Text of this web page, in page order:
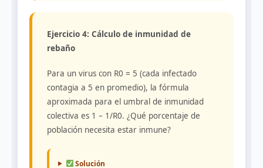
Ejercicio 4: Cálculo de inmunidad de
rebaño
Para un virus con R0 = 5 (cada infectado
contagia a 5 en promedio), la fórmula
aproximada para el umbral de inmunidad
colectiva es 1 – 1/R0. ¿Qué porcentaje de
población necesita estar inmune?
Solución